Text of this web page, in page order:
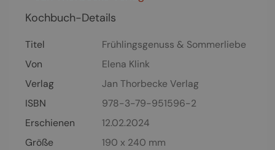
Kochbuch-Details
Titel
Frühlingsgenuss & Sommerliebe
Von
Elena Klink
Verlag
Jan Thorbecke Verlag
ISBN
978-3-79-951596-2
Erschienen
12.02.2024
Größe
190 x 240 mm